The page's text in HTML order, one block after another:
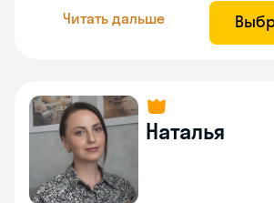
Читать дальше
Наталья